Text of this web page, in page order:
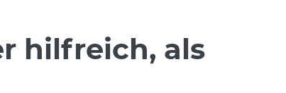
hilfreich, als